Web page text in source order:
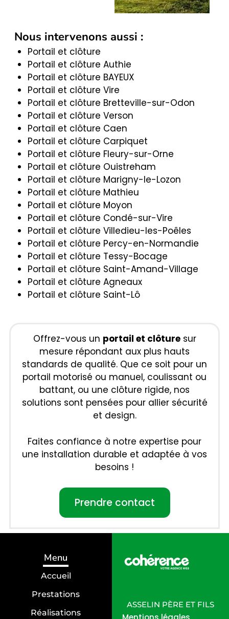
Nous intervenons aussi :
Portail et clôture
Portail et clôture Authie
Portail et clôture BAYEUX
Portail et clôture Vire
Portail et clôture Bretteville-sur-Odon
Portail et clôture Verson
Portail et clôture Caen
Portail et clôture Carpiquet
Portail et clôture Fleury-sur-Orne
Portail et clôture Ouistreham
Portail et clôture Marigny-le-Lozon
Portail et clôture Mathieu
Portail et clôture Moyon
Portail et clôture Condé-sur-Vire
Portail et clôture Villedieu-les-Poêles
Portail et clôture Percy-en-Normandie
Portail et clôture Tessy-Bocage
Portail et clôture Saint-Amand-Village
Portail et clôture Agneaux
Portail et clôture Saint-Lô
Offrez-vous un portail et clôturesur
mesure répondant aux plus hauts
standards de qualité. Que ce soit pour un
portail motorisé ou manuel, coulissant ou
battant, ou une clôture rigide, nos
solutions sont pensées pour allier sécurité
et design.
Faites confiance à notre expertise pour
une installation durable et adaptée à vos
besoins !
Prendre contact
Menu
Accueil
Prestations
Réalisations
ASSELIN PÈRE ET FILS